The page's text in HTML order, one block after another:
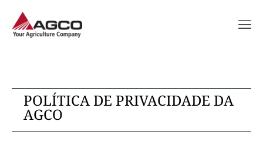
POLÍTICA DE PRIVACIDADE DA
AGCO